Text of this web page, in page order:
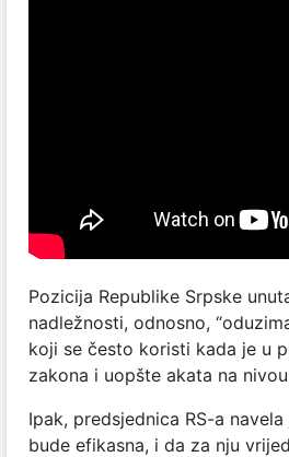
Pozicija Republike Srpske
nadležnosti, odnosno,
koji se često koristi kada je u
zakona i uopšte akata na
Ipak, predsjednica RS-a
bude efikasna, i da za nju